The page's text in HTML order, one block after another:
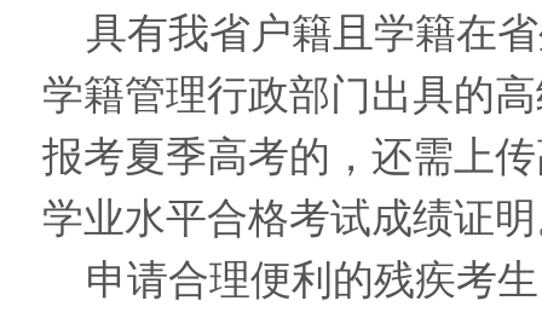
具有我省户籍且学籍在
学籍管理行政部门出具的
报考夏季高考的，还需上
学业水平合格考试成绩证
申请合理便利的残疾考